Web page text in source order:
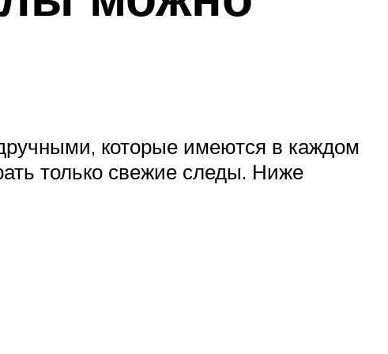
которые имеются в каждом
только свежие следы. Ниже